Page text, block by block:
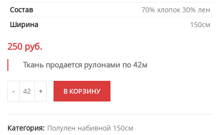
Состав
70% хлопок 30% лен
Ширина
150см
250 руб.
Ткань продается рулонами по 42м
В КОРЗИНУ
Категория: Полулен набивной 150см